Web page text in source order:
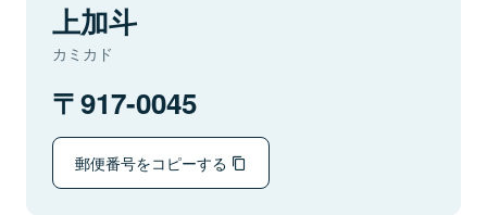
上加斗
カミカド
917-0045
郵便番号をコピーする